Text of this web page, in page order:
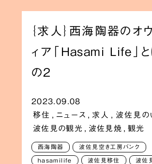
｛求人｝西海陶器のオ
ィア「Hasami Life」と
の2
2023.09.08
移住 , ニュース , 求人 , 波佐見の
波佐見の観光 , 波佐見焼 , 観光
西海陶器 波佐見空き工房バンク
hasamilife 波佐見移住 波佐